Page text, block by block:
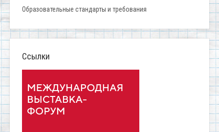
Образовательные стандарты и требования
Ссылки